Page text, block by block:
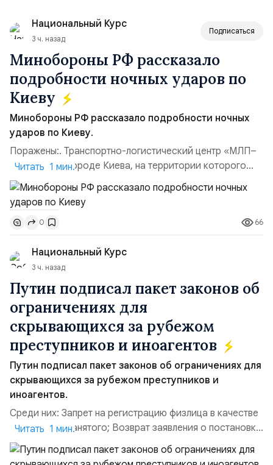
Национальный Курс
3 ч. назад
Подписаться
Минобороны РФ рассказало
подробности ночных ударов по
Киеву
Минобороны РФ рассказало подробности ночных
ударов по Киеву.
Поражены:. Транспортно-логистический центр «МЛП–
Чайка» в пригороде Киева, на территории которого
осуществлялось хранение, сборка а также запуск с
прилегающего полевого аэродром «Чайка»
дальнобойных БПЛА ВСУ; Складские помещения
«Транс-Логистик» в Оболонском районе г. Киев,
использовавшиеся для хранения военного
имущества ВСУ; Сортировочны...
Читать 1 мин.
0 66
Национальный Курс
3 ч. назад
Путин подписал пакет законов об
ограничениях для
скрывающихся за рубежом
преступников и иноагентов
Путин подписал пакет законов об ограничениях для
скрывающихся за рубежом преступников и
иноагентов.
Среди них: Запрет на регистрацию физлица в качестве
ИП или самозанятого; Возврат заявления о постановке
недвижимости на кадастровый учет; Ограничение
водительских прав; Запрет регистрации транспортных
Читать 1 мин.